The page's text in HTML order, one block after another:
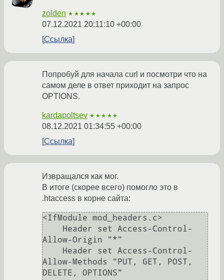
zolden ★★★★★
07.12.2021 20:11:10 +00:00
Ссылка
Попробуй для начала curl и посмотри что на
самом деле в ответ приходит на запрос
OPTIONS.
kardapoltsev ★★★★★
08.12.2021 01:34:55 +00:00
Ссылка
Извращался как мог.
В итоге (скорее всего) помогло это в
.htaccess в корне сайта:
<IfModule mod_headers.c>
Allow-Origin "*"
Allow-Methods "PUT, GET, POST,
DELETE, OPTIONS"